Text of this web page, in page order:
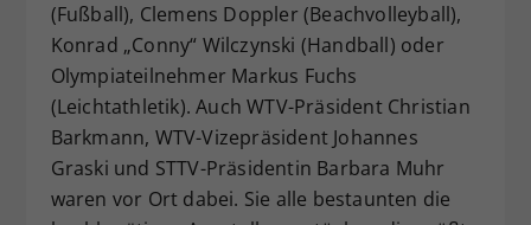
(Fußball), Clemens Doppler (Beachvolleyball),
Konrad „Conny“ Wilczynski (Handball) oder
Olympiateilnehmer Markus Fuchs
(Leichtathletik). Auch WTV-Präsident Christian
Barkmann, WTV-Vizepräsident Johannes
Graski und STTV-Präsidentin Barbara Muhr
waren vor Ort dabei. Sie alle bestaunten die